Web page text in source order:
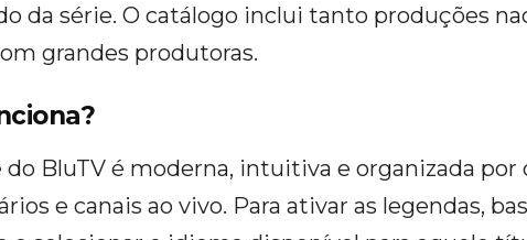
da série. O catálogo inclui tanto produções
grandes produtoras.
BluTV é moderna, intuitiva e organizada
e canais ao vivo. Para ativar as legendas,